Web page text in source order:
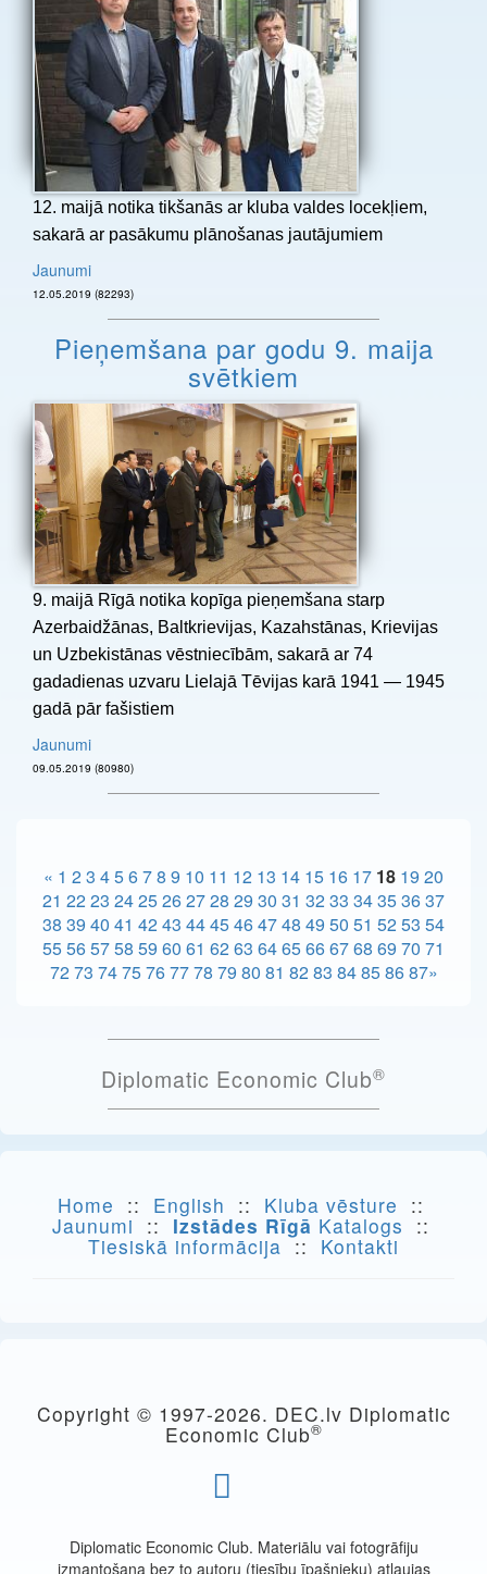
12. maijā notika tikšanās ar kluba valdes locekļiem,
sakarā ar pasākumu plānošanas jautājumiem
Jaunumi
12.05.2019 (82293)
Pieņemšana par godu 9. maija
svētkiem
9. maijā Rīgā notika kopīga pieņemšana starp
Azerbaidžānas, Baltkrievijas, Kazahstānas, Krievijas
un Uzbekistānas vēstniecībām, sakarā ar 74
gadadienas uzvaru Lielajā Tēvijas karā 1941 — 1945
gadā pār fašistiem
Jaunumi
09.05.2019 (80980)
« 1 2 3 45678 9 10 11 12 13 14 15 16 17 18 19 20
21 2223 2425262728 29 30 31 3233 34353637
38 39 40 41 4243 4445464748 49 50 51 5253 54
55565758 59 60 61 6263 6465666768 69 70 71
7273 7475767778 79 80 81 8283 84858687»
Diplomatic Economic Club®
Home :: English :: Kluba vēsture ::
Jaunumi :: Izstādes Rīgā Katalogs ::
Tiesiskā informācija :: Kontakti
Copyright © 1997-2026. DEC.lv Diplomatic
Economic Club®
Diplomatic Economic Club. Materiālu vai fotogrāfiju
izmantošana bez to autoru (tiesību īpašnieku) atļaujas